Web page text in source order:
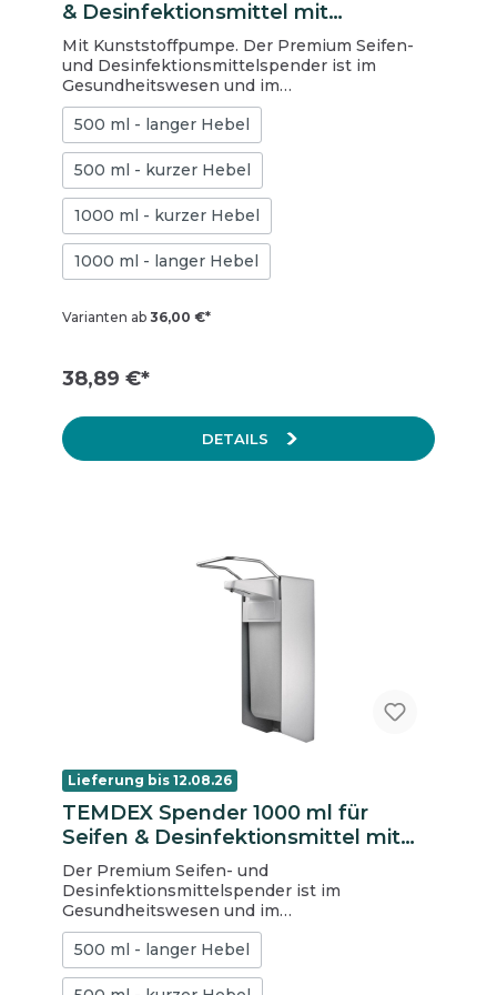
& Desinfektionsmittel mit
Kunststoffpumpe, kurzer Hebel
Mit Kunststoffpumpe. Der Premium Seifen-
und Desinfektionsmittelspender ist im
Gesundheitswesen und im
Lebensmittelbereich universell einsetzbar.
Der Spender kann mit 500 ml Euroflaschen
befüllt werden und ist für Desinfektionsmittel
(inkl. Gel), Flüssigseifen und dünnflüssige
Lotionen geeignet. Er verfügt über einen
kurzen Armhebel und eine Kunststoffpumpe.
Ersatzpumpen für den hygienischen Tausch
finden Sie ebenfalls bei uns im Shop.
500 ml - langer Hebel
500 ml - kurzer Hebel
1000 ml - kurzer Hebel
1000 ml - langer Hebel
Varianten ab 36,00 €*
38,89 €*
DETAILS
Lieferung bis 12.08.26
TEMDEX Spender 1000 ml für
Seifen & Desinfektionsmittel mit
Kunststoffpumpe, kurzer Hebel
Der Premium Seifen- und
Desinfektionsmittelspender ist im
Gesundheitswesen und im
Lebensmittelbereich universell einsetzbar.
Der Spender kann mit 1000 ml Euroflaschen
befüllt werden und ist für Desinfektionsmittel
(inkl. Gel), Flüssigseifen und dünnflüssige
500 ml - langer Hebel